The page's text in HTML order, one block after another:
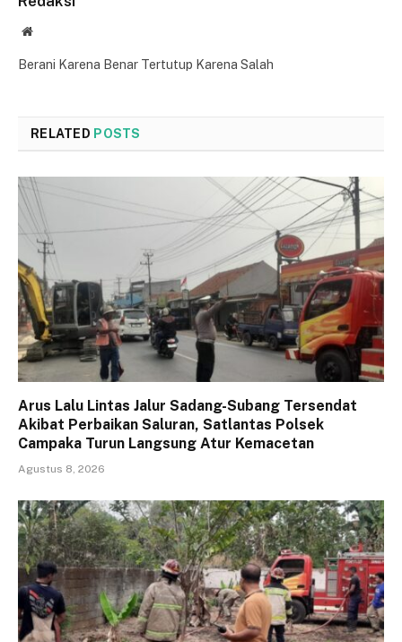
Website
Berani Karena Benar Tertutup Karena Salah
RELATED POSTS
Arus Lalu Lintas Jalur Sadang-Subang Tersendat
Akibat Perbaikan Saluran, Satlantas Polsek
Campaka Turun Langsung Atur Kemacetan
Agustus 8, 2026